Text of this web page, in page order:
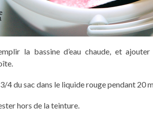
la bassine d’eau chaude, et
4 du sac dans le liquide rouge pendant 20
hors de la teinture.